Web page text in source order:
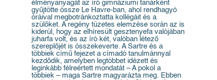
élményanyagát az író gimnáziumi tanárként
gyűjtötte össze Le Havre-ban, ahol rendhagyó
óráival megbotránkoztatta kollégáit és a
szülőket. A regény tüzetes elemzése során az is
kiderül, hogy az elhíresült gesztenyefa valójában
juharfa volt, és az író két, valóban létező
szereplőjét is összekeverte. A Sartre és a
többiek című fejezet a címadó tanulmánnyal
kezdődik, amelyben legtöbbet idézett és
leginkább félreértett mondatát – A pokol a
többiek – maga Sartre magyarázta meg. Ebben